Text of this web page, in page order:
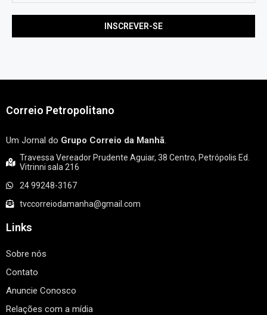
Correio Petropolitano
Um Jornal do Grupo Correio da Manhã.
Travessa Vereador Prudente Aguiar, 38 Centro, Petrópolis Ed.
Vitrinni sala 216
24 99248-3167
tvccorreiodamanha@gmail.com
Links
Sobre nós
Contato
Anuncie Conosco
Relações com a mídia